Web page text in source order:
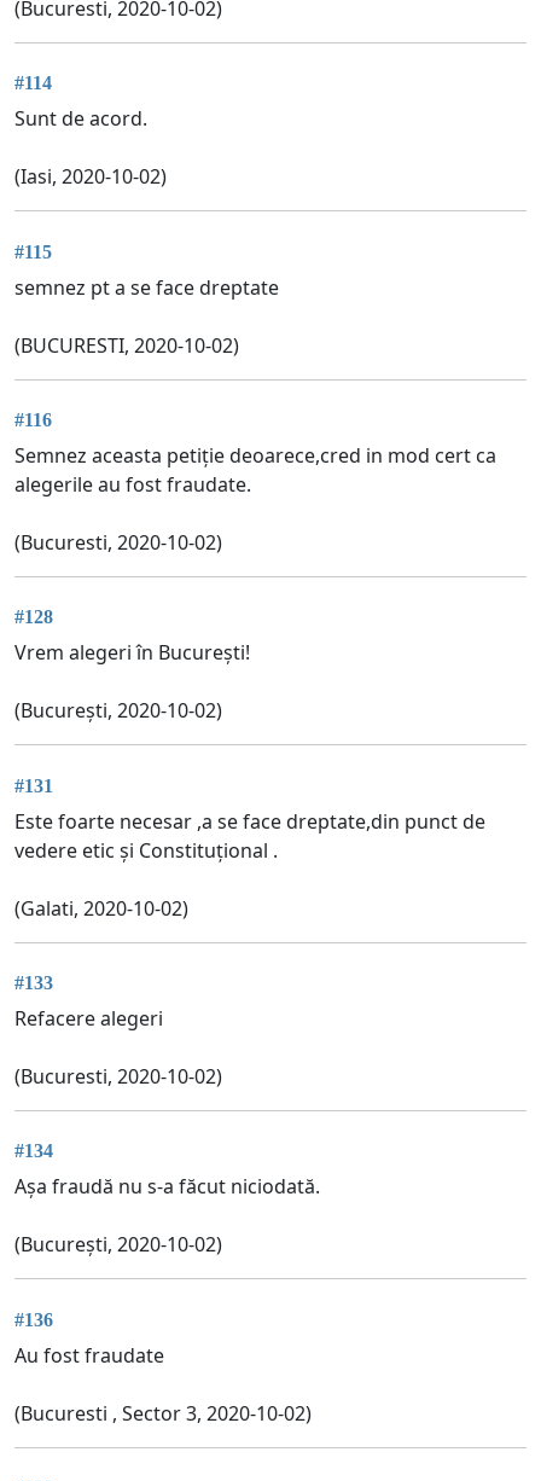
(Bucuresti, 2020-10-02)
#114
Sunt de acord.
(Iasi, 2020-10-02)
#115
semnez pt a se face dreptate
(BUCURESTI, 2020-10-02)
#116
Semnez aceasta petiție deoarece,cred in mod cert ca
alegerile au fost fraudate.
(Bucuresti, 2020-10-02)
#128
Vrem alegeri în București!
(București, 2020-10-02)
#131
Este foarte necesar ,a se face dreptate,din punct de
vedere etic și Constituțional .
(Galati, 2020-10-02)
#133
Refacere alegeri
(Bucuresti, 2020-10-02)
#134
Așa fraudă nu s-a făcut niciodată.
(București, 2020-10-02)
#136
Au fost fraudate
(Bucuresti , Sector 3, 2020-10-02)